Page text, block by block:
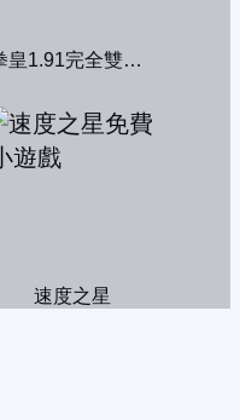
拳皇1.91完全雙人版
速度之星